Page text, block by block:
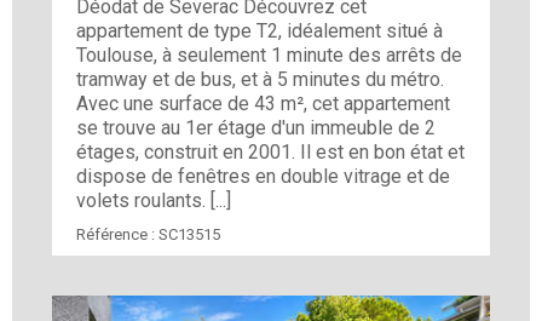
Déodat de Severac Découvrez cet
appartement de type T2, idéalement situé à
Toulouse, à seulement 1 minute des arrêts de
tramway et de bus, et à 5 minutes du métro.
Avec une surface de 43 m², cet appartement
se trouve au 1er étage d'un immeuble de 2
étages, construit en 2001. Il est en bon état et
dispose de fenêtres en double vitrage et de
volets roulants. [...]
Référence : SC13515